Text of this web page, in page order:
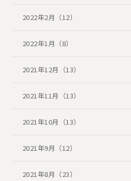
2022年2月（12）
2022年1月（8）
2021年12月（13）
2021年11月（13）
2021年10月（13）
2021年9月（12）
2021年8月（23）